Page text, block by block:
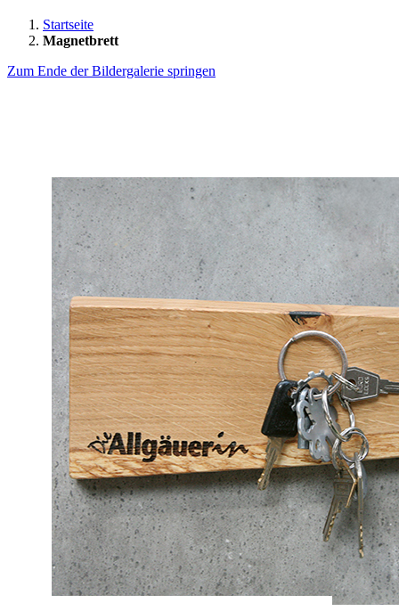
Startseite
Magnetbrett
Zum Ende der Bildergalerie springen